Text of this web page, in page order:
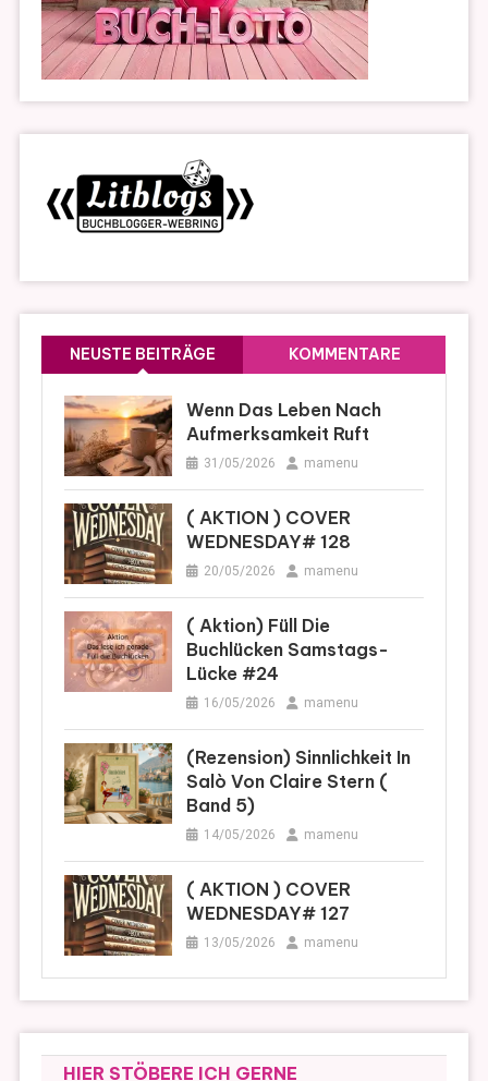
NEUSTE BEITRÄGE KOMMENTARE
Wenn Das Leben Nach
Aufmerksamkeit Ruft
31/05/2026 mamenu
( AKTION ) COVER
WEDNESDAY# 128
20/05/2026 mamenu
( Aktion) Füll Die
Buchlücken Samstags-
Lücke #24
16/05/2026 mamenu
(Rezension) Sinnlichkeit In
Salò Von Claire Stern (
Band 5)
14/05/2026 mamenu
( AKTION ) COVER
WEDNESDAY# 127
13/05/2026 mamenu
HIER STÖBERE ICH GERNE